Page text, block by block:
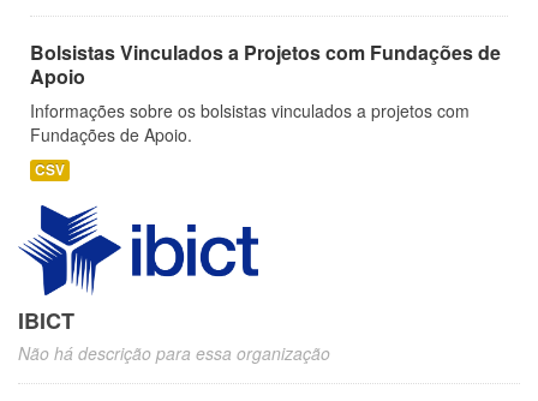
Bolsistas Vinculados a Projetos com Fundações de
Apoio
Informações sobre os bolsistas vinculados a projetos com
Fundações de Apoio.
CSV
IBICT
Não há descrição para essa organização